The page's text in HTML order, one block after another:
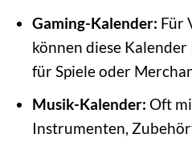
Gaming-Kalender: Für
können diese
für Spiele oder
Musik-Kalender: Oft
Instrumenten,